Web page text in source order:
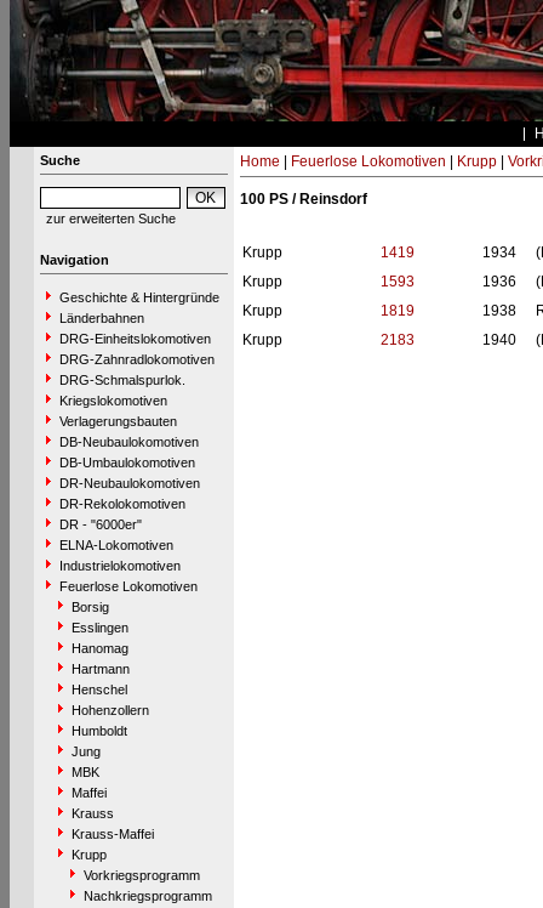
Suche
zur erweiterten Suche
Navigation
Geschichte & Hintergründe
Länderbahnen
DRG-Einheitslokomotiven
DRG-Zahnradlokomotiven
DRG-Schmalspurlok.
Kriegslokomotiven
Verlagerungsbauten
DB-Neubaulokomotiven
DB-Umbaulokomotiven
DR-Neubaulokomotiven
DR-Rekolokomotiven
DR - "6000er"
ELNA-Lokomotiven
Industrielokomotiven
Feuerlose Lokomotiven
Borsig
Esslingen
Hanomag
Hartmann
Henschel
Hohenzollern
Humboldt
Jung
MBK
Maffei
Krauss
Krauss-Maffei
Krupp
Vorkriegsprogramm
Nachkriegsprogramm
Home Feuerlose Lokomotiven Krupp|
100 PS / Reinsdorf
Krupp 1419 1934
Krupp
1593 1936
Krupp
1819 1938
Krupp
2183 1940